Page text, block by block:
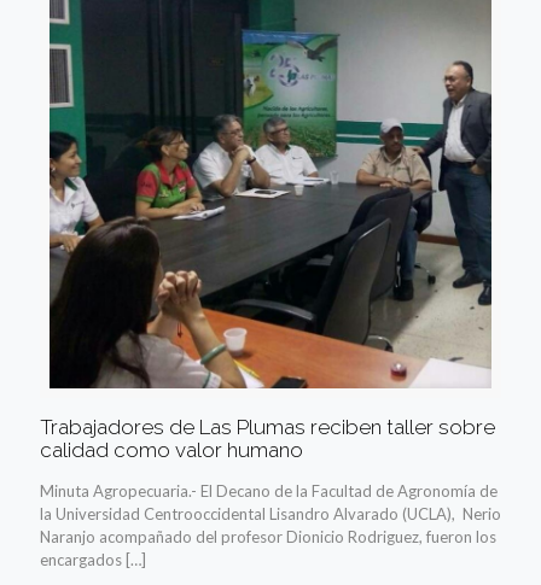
Trabajadores de Las Plumas reciben taller sobre
calidad como valor humano
Minuta Agropecuaria.- El Decano de la Facultad de Agronomía de
la Universidad Centrooccidental Lisandro Alvarado (UCLA), Nerio
Naranjo acompañado del profesor Dionicio Rodriguez, fueron los
encargados […]